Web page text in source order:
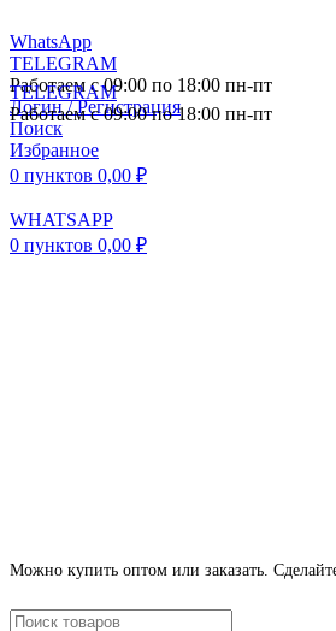
WhatsApp
TELEGRAM
Работаем с 09:00 по 18:00 пн-пт
Логин / Регистрация
Поиск
Избранное
0 пунктов 0,00 ₽
WHATSAPP
0 пунктов 0,00 ₽
TELEGRAM
Работаем с 09:00 по 18:00 пн-пт
Можно купить оптом или заказать.